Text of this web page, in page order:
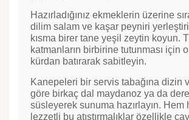
Hazırladığınız ekmeklerin üzerine
dilim salam ve kaşar peyniri
kısma birer tane yeşil zeytin koyun.
katmanların birbirine tutunması için
kürdan batırarak sabitleyin.
Kanepeleri bir servis tabağına dizin
göre birkaç dal maydanoz ya da
süsleyerek sunuma hazırlayın. Hem
lezzetli bu atıştırmalıklar özellikle